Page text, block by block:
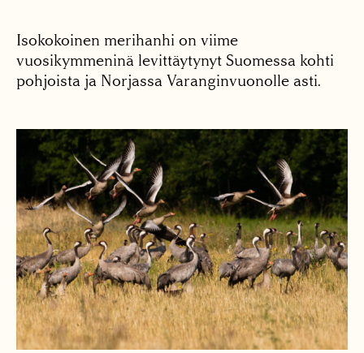
Isokokoinen merihanhi on viime
vuosikymmeninä levittäytynyt Suomessa kohti
pohjoista ja Norjassa Varanginvuonolle asti.